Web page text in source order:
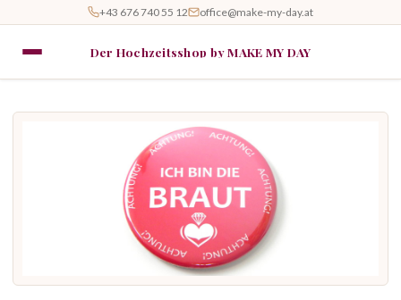
+43 676 740 55 12 office@make-my-day.at
Der Hochzeitsshop by MAKE MY DAY